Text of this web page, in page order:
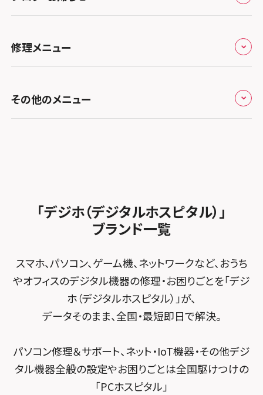
スマホスピタル埼玉大宮
スマホスピタル テルル蒲生
スマホスピタル テルル新越谷
スマホスピタル テルル草加花栗
スマホスピタル テルル東川口
スマホスピタル テルル松戸五香
スマホスピタル テルル宮野木
スマホスピタル千葉
スマホスピタル 大森
スマホスピタル練馬
スマホスピタル名古屋駅前
スマホスピタル名古屋金山
スマホスピタル 大府
スマホスピタル 西枇杷島
スマホスピタル 尾張旭
スマホスピタル平和が丘
スマホスピタル春日井勝川
スマホスピタル難波
スマホスピタルイオンタウン茨木太田
スマホスピタル住道オペラパーク
スマホスピタル東大阪ロンモール布施
スマホスピタル堺
スマホスピタル 堺出張所
スマホスピタル京都河原町
スマホスピタル宇治槙島
スマホスピタル烏丸
スマホスピタル西条
ち
スマホスピタル 香椎九産大前
スマホスピタル福岡天神
スマホスピタル熊本下通
スマホスピタル GODOモバイル大分府内町
キャンペーン一覧
お知らせ
修理メニュー
iPhone修理メニュー
MacBook修理メニュー
その他のメニュー
FCNTスマートフォン修理
「デジホ（デジタルホスピタル）」
ブランド一覧
スマホ、パソコン、ゲーム機、ネットワークなど、おうち
やオフィスのデジタル機器の修理・お困りごとを「デジ
ホ（デジタルホスピタル）」が、
データそのまま、全国・最短即日で解決。
パソコン修理＆サポート、ネット・IoT機器・その他デジ
タル機器全般の設定やお困りごとは全国駆けつけの
「PCホスピタル」